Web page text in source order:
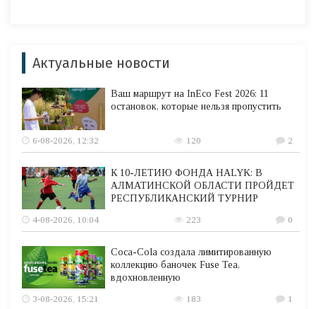
Актуальные новости
Ваш маршрут на InEco Fest 2026: 11
остановок, которые нельзя пропустить
6-08-2026, 12:32 120 2
К 10-ЛЕТИЮ ФОНДА HALYK: В
АЛМАТИНСКОЙ ОБЛАСТИ ПРОЙДЕТ
РЕСПУБЛИКАНСКИЙ ТУРНИР
4-08-2026, 10:04
223 0
Coca-Cola создала лимитированную
коллекцию баночек Fuse Tea,
вдохновленную
3-08-2026, 15:21
183 1